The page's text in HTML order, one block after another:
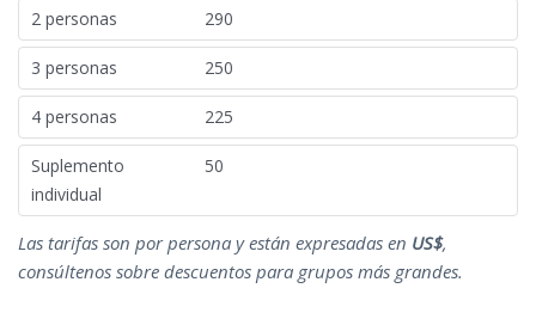
2 personas 290
3 personas 250
4 personas 225
Suplemento
individual
50
Las tarifas son por persona y están expresadas en US$,
consúltenos sobre descuentos para grupos más grandes.